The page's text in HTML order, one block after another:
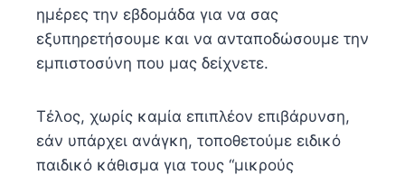
ημέρες την εβδομάδα για να σας
εξυπηρετήσουμε και να ανταποδώσουμε την
εμπιστοσύνη που μας δείχνετε.
Τέλος, χωρίς καμία επιπλέον επιβάρυνση,
εάν υπάρχει ανάγκη, τοποθετούμε ειδικό
παιδικό κάθισμα για τους “μικρούς